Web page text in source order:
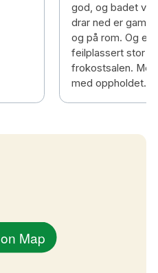
god, og badet
drar ned er
og på rom. Og en
feilplassert stor
frokostsalen.
med oppholdet.
Map